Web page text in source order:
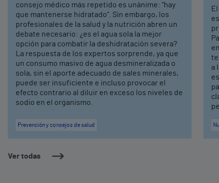
Ver todas
consejo médico más repetido es unánime: "hay
que mantenerse hidratado". Sin embargo, los
profesionales de la salud y la nutrición abren un
debate necesario: ¿es el agua sola la mejor
opción para combatir la deshidratación severa?
La respuesta de los expertos sorprende, ya que
un consumo masivo de agua desmineralizada o
sola, sin el aporte adecuado de sales minerales,
puede ser insuficiente e incluso provocar el
efecto contrario al diluir en exceso los niveles de
sodio en el organismo.
Prevención y consejos de salud
a